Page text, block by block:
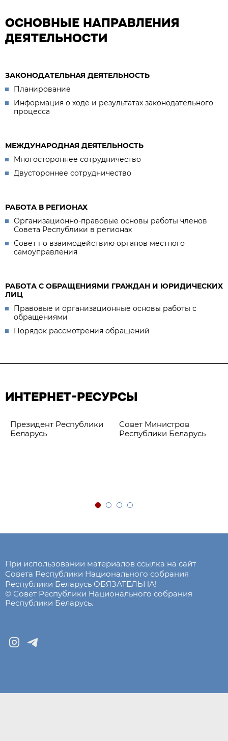
ОСНОВНЫЕ НАПРАВЛЕНИЯ
ДЕЯТЕЛЬНОСТИ
ЗАКОНОДАТЕЛЬНАЯ ДЕЯТЕЛЬНОСТЬ
Планирование
Информация о ходе и результатах законодательного
процесса
МЕЖДУНАРОДНАЯ ДЕЯТЕЛЬНОСТЬ
Многостороннее сотрудничество
Двустороннее сотрудничество
РАБОТА В РЕГИОНАХ
Организационно-правовые основы работы членов
Совета Республики в регионах
Совет по взаимодействию органов местного
самоуправления
РАБОТА С ОБРАЩЕНИЯМИ ГРАЖДАН И ЮРИДИЧЕСКИХ
ЛИЦ
Правовые и организационные основы работы с
обращениями
Порядок рассмотрения обращений
ИНТЕРНЕТ-РЕСУРСЫ
Президент Республики
Беларусь
Совет Министров
Республики Беларусь
При использовании материалов ссылка на сайт
Совета Республики Национального собрания
Республики Беларусь ОБЯЗАТЕЛЬНА!
© Совет Республики Национального собрания
Республики Беларусь.